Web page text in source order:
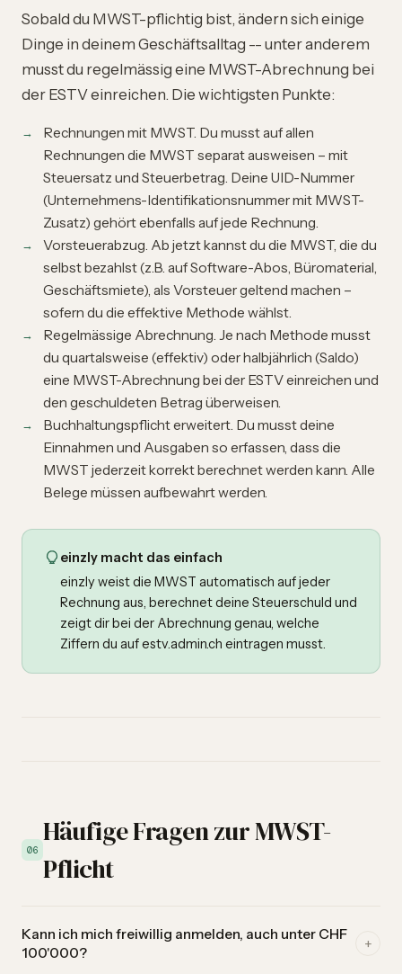
Sobald du MWST-pflichtig bist, ändern sich einige
Dinge in deinem Geschäftsalltag -- unter anderem
musst du regelmässig eine MWST-Abrechnung bei
der ESTVeinreichen. Die wichtigsten Punkte:
Rechnungen mit MWST. Du musst auf allen
Rechnungen die MWST separat ausweisen – mit
Steuersatz und Steuerbetrag. Deine UID-Nummer
(Unternehmens-Identifikationsnummer mit MWST-
Zusatz) gehört ebenfalls auf jede Rechnung.
Vorsteuerabzug. Ab jetzt kannst du die MWST, die du
selbst bezahlst (z.B. auf Software-Abos, Büromaterial,
Geschäftsmiete), als Vorsteuer geltend machen –
sofern du die effektive Methode wählst.
Regelmässige Abrechnung. Je nach Methode musst
du quartalsweise (effektiv) oder halbjährlich (Saldo)
eine MWST-Abrechnung bei der ESTV einreichen und
den geschuldeten Betrag überweisen.
Buchhaltungspflicht erweitert. Du musst deine
Einnahmen und Ausgaben so erfassen, dass die
MWST jederzeit korrekt berechnet werden kann. Alle
Belege müssen aufbewahrt werden.
einzly macht das einfach
einzly weist die MWST automatisch auf jeder
Rechnung aus, berechnet deine Steuerschuld und
zeigt dir bei der Abrechnung genau, welche
Ziffern du auf estv.admin.ch eintragen musst.
06
Häufige Fragen zur MWST-
Pflicht
Kann ich mich freiwillig anmelden, auch unter CHF
100'000?
+